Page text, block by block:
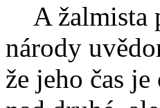
A žalmista
národy
že jeho čas